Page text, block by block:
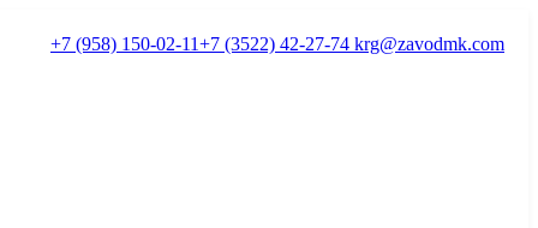
+7 (958) 150-02-11+7 (3522) 42-27-74 krg@zavodmk.com